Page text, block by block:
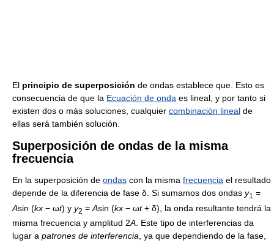
El principio de superposición de ondas establece que. Esto es
consecuencia de que la Ecuación de onda es lineal, y por tanto si
existen dos o más soluciones, cualquier combinación lineal de
ellas será también solución.
Superposición de ondas de la misma
frecuencia
En la superposición de ondas con la misma frecuencia el resultado
depende de la diferencia de fase δ . Si sumamos dos ondas y1 =
Asin (kx − ωt) y y2 = Asin (kx − ωt+ δ) , la onda resultante tendrá la
misma frecuencia y amplitud 2A. Este tipo de interferencias da
lugar a patrones de interferencia, ya que dependiendo de la fase,